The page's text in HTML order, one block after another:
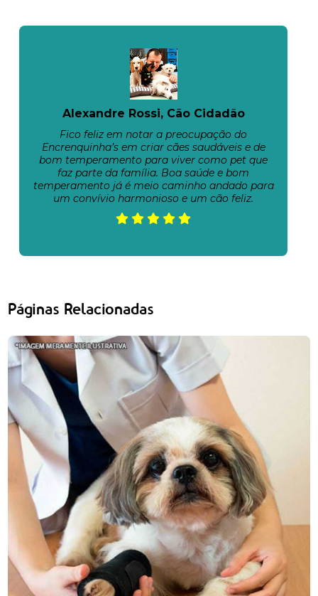
Alexandre Rossi, Cão Cidadão
Fico feliz em notar a preocupação do
Encrenquinha’s em criar cães saudáveis e de
bom temperamento para viver como pet que
faz parte da família. Boa saúde e bom
temperamento já é meio caminho andado para
um convívio harmonioso e um cão feliz.
Páginas Relacionadas